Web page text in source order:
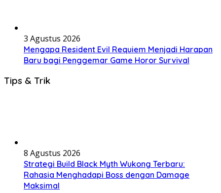
3 Agustus 2026
Mengapa Resident Evil Requiem Menjadi Harapan
Baru bagi Penggemar Game Horor Survival
Tips & Trik
8 Agustus 2026
Strategi Build Black Myth Wukong Terbaru:
Rahasia Menghadapi Boss dengan Damage
Maksimal